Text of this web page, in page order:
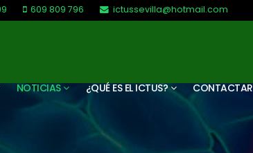
609 809 796
ictussevilla@hotmail.com
NOTICIAS ¿QUÉ ES EL ICTUS? CONTACTAR